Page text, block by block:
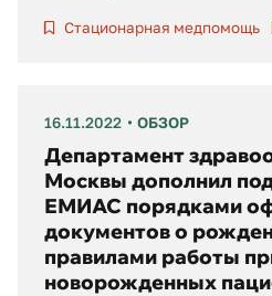
Стационарная медпомощь
16.11.2022 ОБЗОР
Департамент
Москвы дополнил
ЕМИАС порядками
документов о
правилами работы
новорожденных